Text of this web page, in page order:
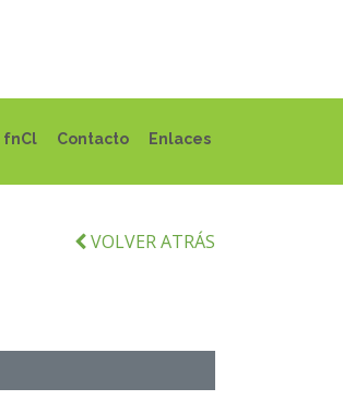
fnCl Contacto Enlaces
VOLVER ATRÁS